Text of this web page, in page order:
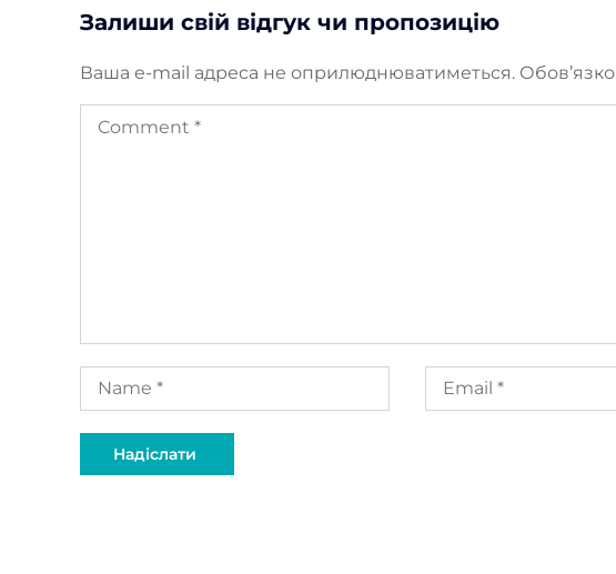
Залиши свій відгук чи пропозицію
Ваша e-mail адреса не оприлюднюватиметься.